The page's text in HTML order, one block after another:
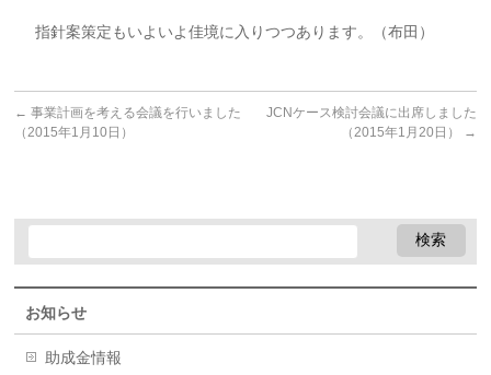
指針案策定もいよいよ佳境に入りつつあります。（布田）
← 事業計画を考える会議を行いました
（2015年1月10日）
JCNケース検討会議に出席しました
（2015年1月20日）
→
お知らせ
助成金情報